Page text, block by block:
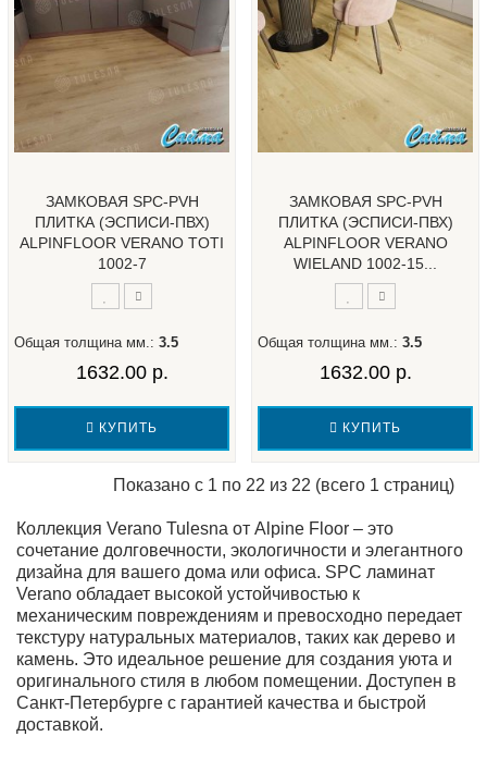
ЗАМКОВАЯ SPC-PVH
ПЛИТКА (ЭСПИСИ-ПВХ)
ALPINFLOOR VERANO TOTI
1002-7
Общая толщина мм.: 3.5
1632.00 р.
КУПИТЬ
ЗАМКОВАЯ SPC-PVH
ПЛИТКА (ЭСПИСИ-ПВХ)
ALPINFLOOR VERANO
WIELAND 1002-15...
Общая толщина мм.: 3.5
1632.00 р.
КУПИТЬ
Показано с 1 по 22 из 22 (всего 1 страниц)
Коллекция Verano Tulesna от Alpine Floor – это
сочетание долговечности, экологичности и элегантного
дизайна для вашего дома или офиса. SPC ламинат
Verano обладает высокой устойчивостью к
механическим повреждениям и превосходно передает
текстуру натуральных материалов, таких как дерево и
камень. Это идеальное решение для создания уюта и
оригинального стиля в любом помещении. Доступен в
Санкт-Петербурге с гарантией качества и быстрой
доставкой.